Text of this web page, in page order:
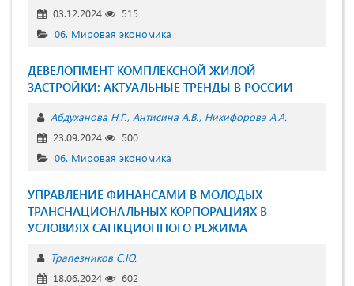
03.12.2024
515
06. Мировая экономика
ДЕВЕЛОПМЕНТ КОМПЛЕКСНОЙ ЖИЛОЙ
ЗАСТРОЙКИ: АКТУАЛЬНЫЕ ТРЕНДЫ В РОССИИ
Абдуханова Н.Г. Антисина А.В. Никифорова А.А.
23.09.2024
500
06. Мировая экономика
УПРАВЛЕНИЕ ФИНАНСАМИ В МОЛОДЫХ
ТРАНСНАЦИОНАЛЬНЫХ КОРПОРАЦИЯХ В
УСЛОВИЯХ САНКЦИОННОГО РЕЖИМА
Трапезников С.Ю.
18.06.2024
602